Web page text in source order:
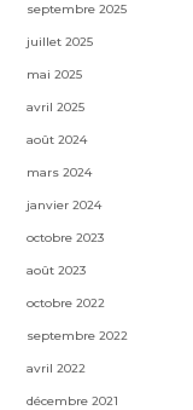
septembre 2025
juillet 2025
mai 2025
avril 2025
août 2024
mars 2024
janvier 2024
octobre 2023
août 2023
octobre 2022
septembre 2022
avril 2022
décembre 2021